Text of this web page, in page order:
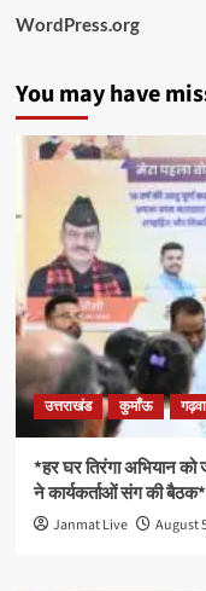
WordPress.org
You may have
उत्तराखंड कुमाँऊ
*हर घर तिरंगा अभियान
ने कार्यकर्ताओं संग की बैठक*
Janmat Live August